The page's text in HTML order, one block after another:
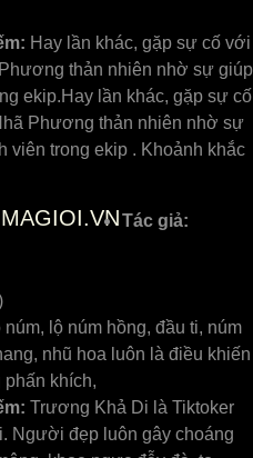
Hay lần khác, gặp sự cố với
thản nhiên nhờ sự giúp
ekip.Hay lần khác, gặp sự cố
Phương thản nhiên nhờ sự
viên trong ekip . Khoảnh khắc
Tác giả:
núm, lộ núm hồng, đầu ti, núm
nhũ hoa luôn là điều khiến
phấn khích,
Trương Khả Di là Tiktoker
Người đẹp luôn gây choáng